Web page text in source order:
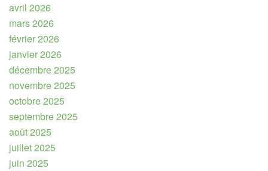
avril 2026
mars 2026
février 2026
janvier 2026
décembre 2025
novembre 2025
octobre 2025
septembre 2025
août 2025
juillet 2025
juin 2025